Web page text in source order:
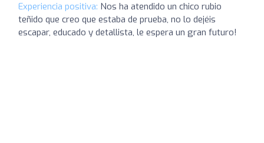
Experiencia positiva: Nos ha atendido un chico rubio
teñido que creo que estaba de prueba, no lo dejéis
escapar, educado y detallista, le espera un gran futuro!